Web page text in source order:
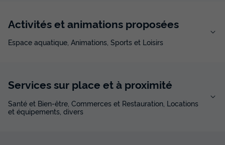
Activités et animations proposées
Espace aquatique, Animations, Sports et Loisirs
Services sur place et à proximité
Santé et Bien-être, Commerces et Restauration, Locations
et équipements, divers